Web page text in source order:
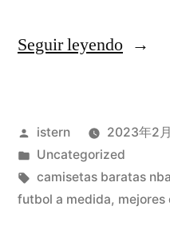
Seguir leyendo
xxl»
Publicado
por
istern
2023年2
Publicado
en
Uncategorized
Etiquetas:
camisetas baratas
futbol a medida,